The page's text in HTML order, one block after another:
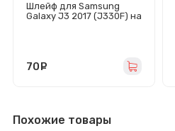
Шлейф для Samsung
Galaxy J3 2017 (J330F) на
70
Похожие товары